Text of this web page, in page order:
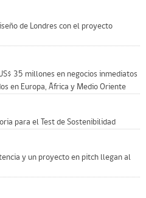
de Londres con el proyecto
35 millones en negocios inmediatos
en Europa, África y Medio Oriente
para el Test de Sostenibilidad
y un proyecto en pitch llegan al